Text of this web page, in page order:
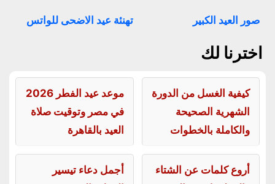
صور العيد الكبير تهنئة عيد الاضحى للواتس
اخترنا لك
كيفية الغسل من الدورة
الشهرية الصحيحة
والكاملة بالخطوات
موعد عيد الفطر 2026
في مصر وتوقيت صلاة
العيد بالقاهرة
أروع كلمات عن الشتاء
أجمل دعاء تيسير